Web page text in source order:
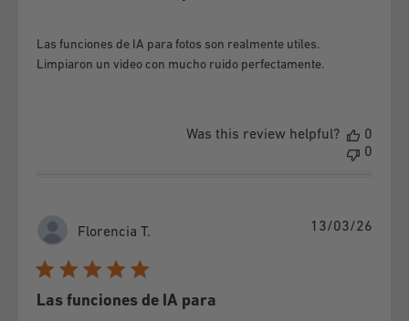
Las funciones de IA para fotos son realmente utiles.
Limpiaron un video con mucho ruido perfectamente.
Was this review helpful?
0
0
Florencia T.
Las funciones de IA para
13/03/26